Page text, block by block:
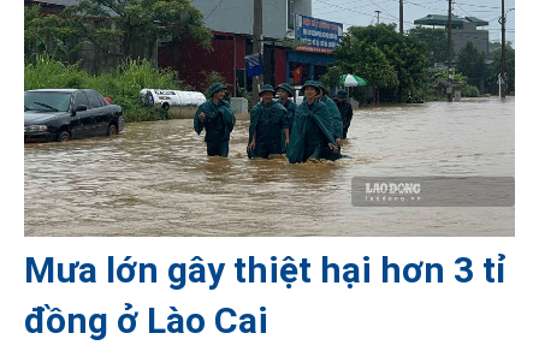
Mưa lớn gây thiệt hại hơn 3 tỉ
đồng ở Lào Cai